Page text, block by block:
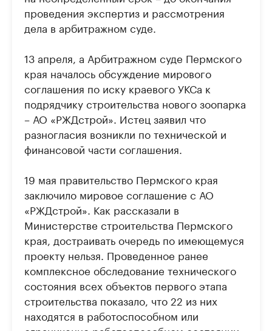
проведения экспертиз и рассмотрения
дела в арбитражном суде.
13 апреля, а Арбитражном суде Пермского
края началось обсуждение мирового
соглашения по иску краевого УКСа к
подрядчику строительства нового зоопарка
– АО «РЖДстрой». Истец заявил что
разногласия возникли по технической и
финансовой части соглашения.
19 мая правительство Пермского края
заключило мировое соглашение с АО
«РЖДстрой». Как рассказали в
Министерстве строительства Пермского
края, достраивать очередь по имеющемуся
проекту нельзя. Проведенное ранее
комплексное обследование технического
состояния всех объектов первого этапа
строительства показало, что 22 из них
находятся в работоспособном или